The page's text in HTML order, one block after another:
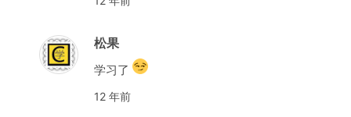
松果
学习了
12 年前